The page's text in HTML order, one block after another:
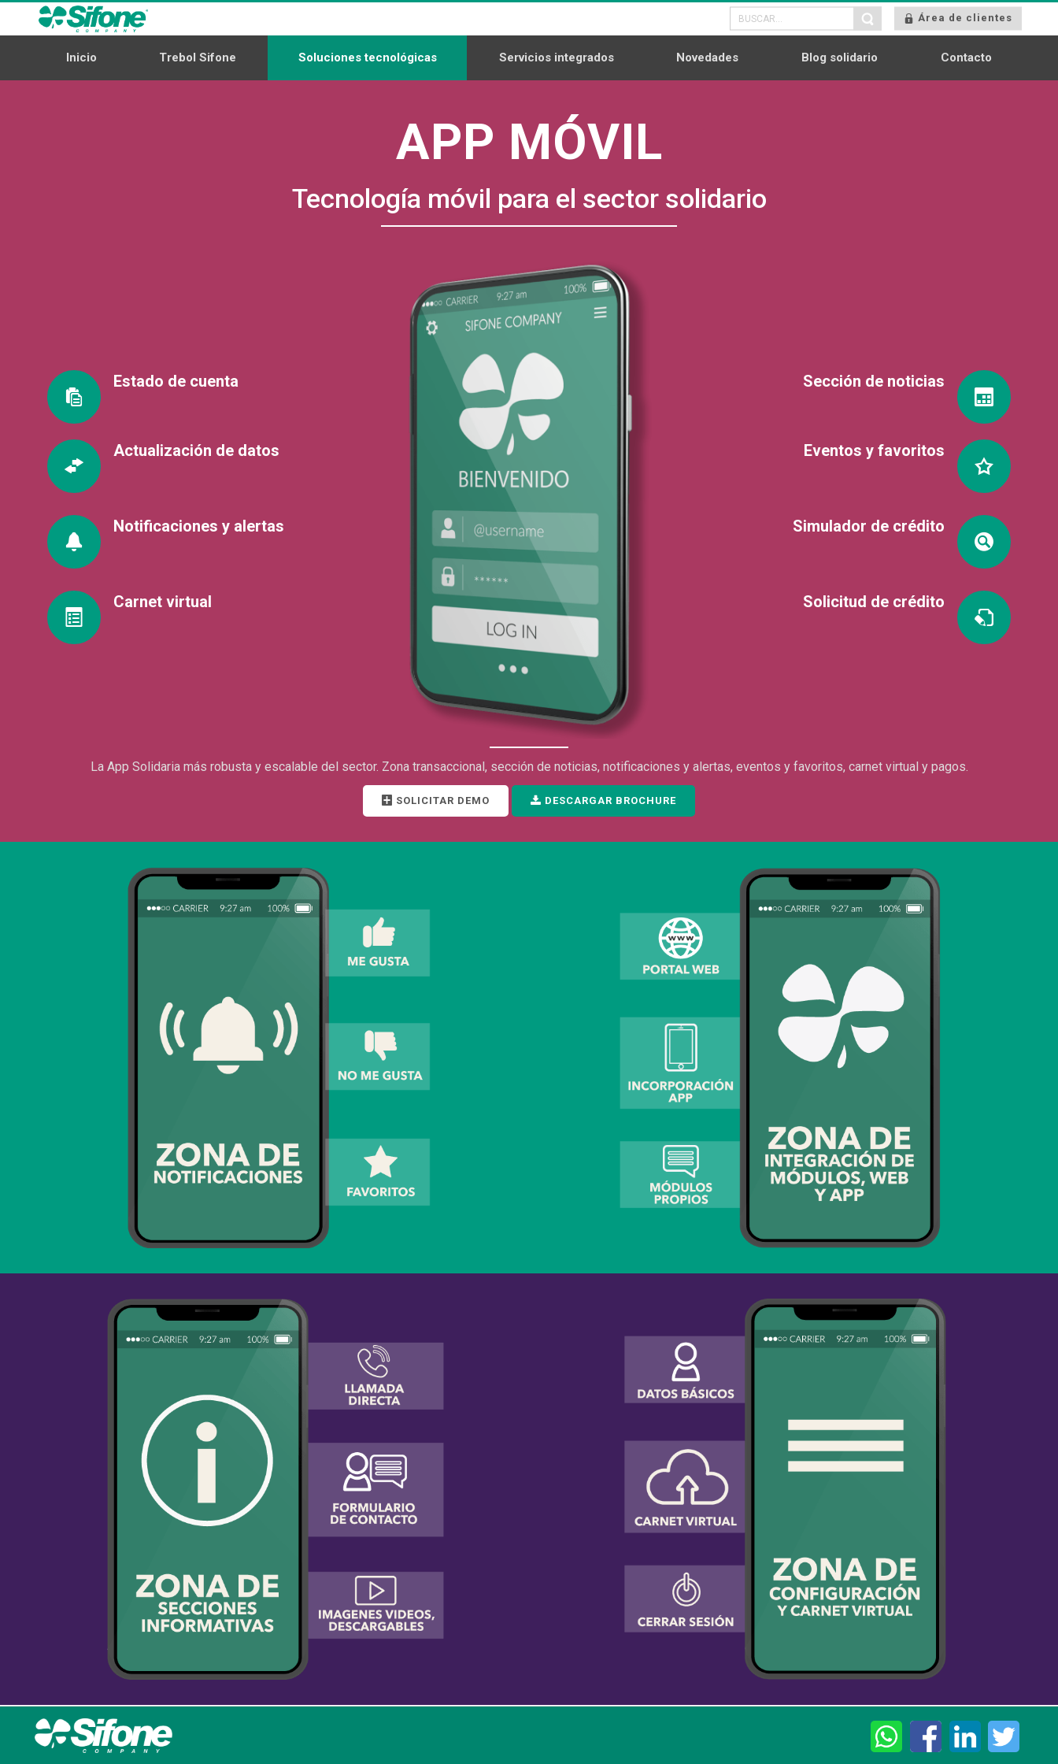
Área de clientes
Inicio Trebol Sifone Soluciones tecnológicas Servicios integrados Novedades Blog solidario Contacto
APP MÓVIL
Tecnología móvil para el sector solidario
Estado de cuenta
Actualización de datos
Notificaciones y alertas
Carnet virtual
Sección de noticias
Eventos y favoritos
Simulador de crédito
Solicitud de crédito
La App Solidaria más robusta y escalable del sector. Zona transaccional, sección de noticias, notificaciones y alertas, eventos y favoritos, carnet virtual y pagos.
SOLICITAR DEMO DESCARGAR BROCHURE